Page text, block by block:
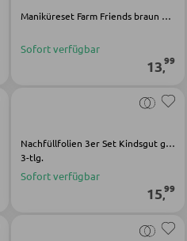
Maniküreset Farm Friends braun Polypropylen
Sofort verfügbar
13,99
Nachfüllfolien 3er Set Kindsgut grün Kunststoff
3-tlg.
Sofort verfügbar
15,99